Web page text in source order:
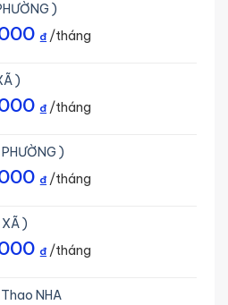
)
₫/tháng
)
₫/tháng
)
₫/tháng
)
₫/tháng
NHA